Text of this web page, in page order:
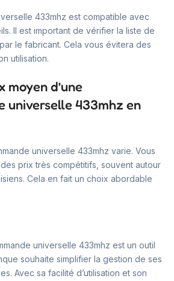
433mhz est compatible avec
Il est important de vérifier la liste de
le fabricant. Cela vous évitera des
utilisation.
moyen d’une
universelle 433mhz en
universelle 433mhz varie. Vous
prix très compétitifs, souvent autour
Cela en fait un choix abordable
universelle 433mhz est un outil
souhaite simplifier la gestion de ses
Avec sa facilité d’utilisation et son